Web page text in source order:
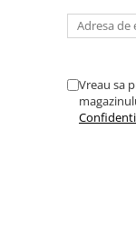
iPhone 8 Plus
iPhone 7 PlusVreau sa